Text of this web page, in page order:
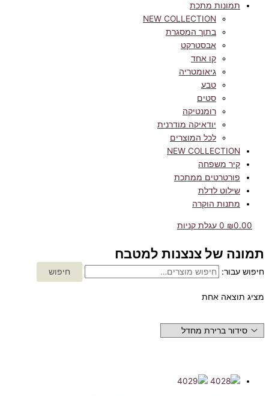
תמונות מתכת
NEW COLLECTION
בתוך המסגרת
אבסטרקט
קו אחד
גיאומטריה
טבע
סטים
רומנטיקה
יודאיקה מודרנית
לכל המוצרים
NEW COLLECTION
קיר משפחה
פורטרטים ממתכת
שילוט לדלת
מתנות הוקרה
₪0.00
0 עגלת קניות
תמונה של צנצנות למטבח
חיפוש עבור: חיפוש
מציג תוצאה אחת